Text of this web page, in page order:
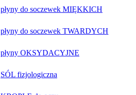
płyny do soczewek MIĘKKICH
płyny do soczewek TWARDYCH
płyny OKSYDACYJNE
SÓL fizjologiczna